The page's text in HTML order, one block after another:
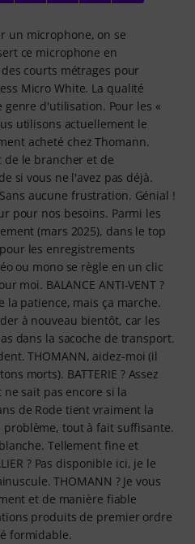
un microphone, on se
ce microphone en
courts métrages pour
Micro White. La qualité
d'utilisation. Pour les «
utilisons actuellement le
acheté chez Thomann.
de le brancher et de
si vous ne l'avez pas déjà.
aucune frustration. Génial !
pour nos besoins. Parmi les
(mars 2025), dans le top
pour les enregistrements
ou mono se règle en un clic
moi. BALANCE ANTI-VENT ?
la patience, mais ça marche.
à nouveau bientôt, car les
dans la sacoche de transport.
THOMANN, aidez-moi (il
morts). BATTERIE ? Assez
sait pas encore si la
de Rode tient vraiment la
problème, tout à fait suffisante.
Tellement fine et
? Pas disponible ici, je le
THOMANN ? Je vous
et de manière fiable
produits de premier ordre
formidable.